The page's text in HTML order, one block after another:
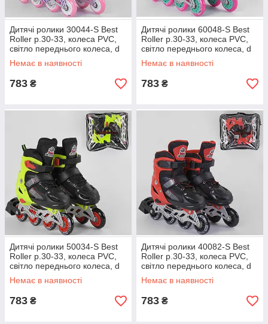
Дитячі ролики 30044-S Best
Roller р.30-33, колеса PVC,
світло переднього колеса, d
коліс 6,5 см роликові ковзани
Немає в наявності
783 ₴
Дитячі ролики 60048-S Best
Roller р.30-33, колеса PVC,
світло переднього колеса, d
коліс 6,5 см роликові ковзани
Немає в наявності
783 ₴
Дитячі ролики 50034-S Best
Roller р.30-33, колеса PVC,
світло переднього колеса, d
коліс 6,5 см роликові ковзани
Немає в наявності
783 ₴
Дитячі ролики 40082-S Best
Roller р.30-33, колеса PVC,
світло переднього колеса, d
коліс 6,5 см роликові ковзани
Немає в наявності
783 ₴